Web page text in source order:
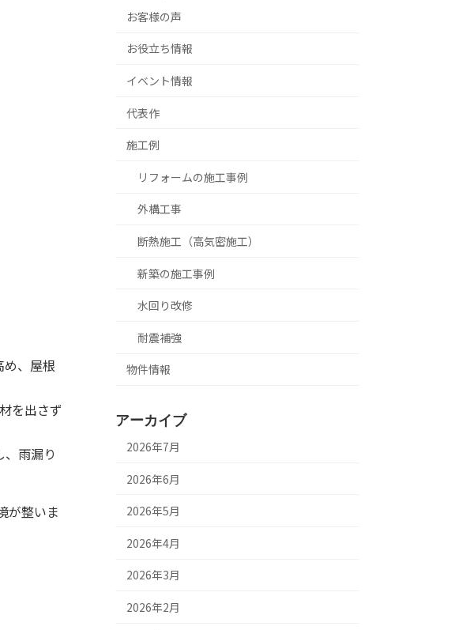
、屋根
を出さず
雨漏り
が整いま
お客様の声
お役立ち情報
イベント情報
代表作
施工例
リフォームの施工事例
外構工事
断熱施工（高気密施工）
新築の施工事例
水回り改修
耐震補強
物件情報
アーカイブ
2026年7月
2026年6月
2026年5月
2026年4月
2026年3月
2026年2月